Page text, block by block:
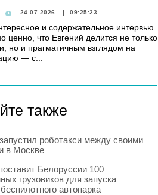
24.07.2026 09:25:23
и содержательное интервью.
ценно, что Евгений делится не только
но и прагматичным взглядом на
— с...
также
роботакси между своими
в Москве
Белоруссии 100
грузовиков для запуска
автопарка